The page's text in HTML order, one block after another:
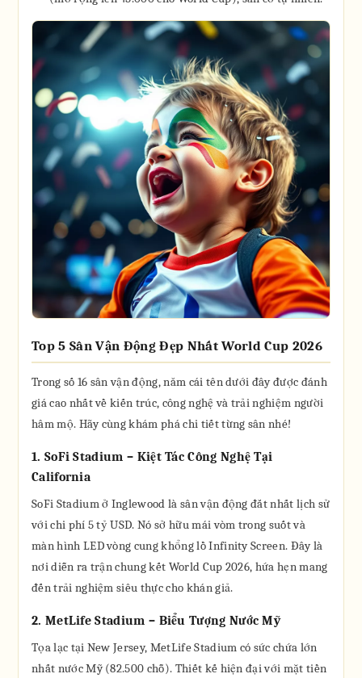
Top 5 Sân Vận Động Đẹp Nhất World Cup 2026
Trong số 16 sân vận động, năm cái tên dưới đây được đánh
giá cao nhất về kiến trúc, công nghệ và trải nghiệm người
hâm mộ. Hãy cùng khám phá chi tiết từng sân nhé!
1. SoFi Stadium – Kiệt Tác Công Nghệ Tại
California
SoFi Stadium ở Inglewood là sân vận động đắt nhất lịch sử
với chi phí 5 tỷ USD. Nó sở hữu mái vòm trong suốt và
màn hình LED vòng cung khổng lồ Infinity Screen. Đây là
nơi diễn ra trận chung kết World Cup 2026, hứa hẹn mang
đến trải nghiệm siêu thực cho khán giả.
2. MetLife Stadium – Biểu Tượng Nước Mỹ
Tọa lạc tại New Jersey, MetLife Stadium có sức chứa lớn
nhất nước Mỹ (82.500 chỗ). Thiết kế hiện đại với mặt tiền